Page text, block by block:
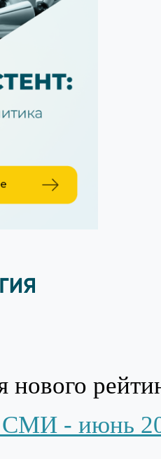
нового
СМИ - июнь